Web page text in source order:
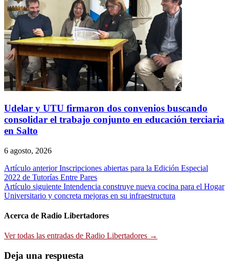
Udelar y UTU firmaron dos convenios buscando
consolidar el trabajo conjunto en educación terciaria
en Salto
6 agosto, 2026
Navegación
de
entradas
Artículo anterior Inscripciones abiertas para la Edición Especial
2022 de Tutorías Entre Pares
Artículo siguiente Intendencia construye nueva cocina para el Hogar
Universitario y concreta mejoras en su infraestructura
Acerca de Radio Libertadores
Ver todas las entradas de Radio Libertadores →
Deja una respuesta